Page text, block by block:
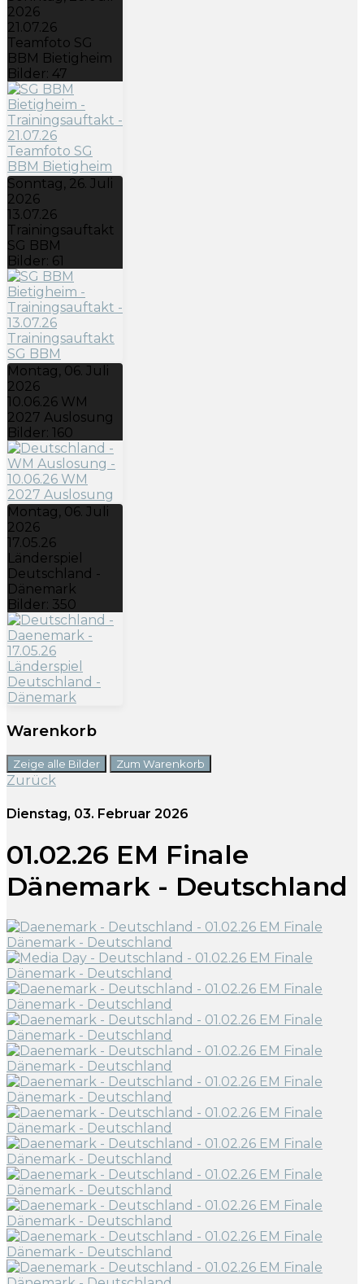
2026
21.07.26
Teamfoto SG
BBM Bietigheim
Bilder: 47
Sonntag, 26. Juli
2026
13.07.26
Trainingsauftakt
SG BBM
Bilder: 61
Montag, 06. Juli
2026
10.06.26 WM
2027 Auslosung
Bilder: 160
Montag, 06. Juli
2026
17.05.26
Länderspiel
Deutschland -
Dänemark
Bilder: 350
Warenkorb
Zeige alle Bilder Zum Warenkorb
Zurück
Dienstag, 03. Februar 2026
01.02.26 EM Finale
Dänemark - Deutschland